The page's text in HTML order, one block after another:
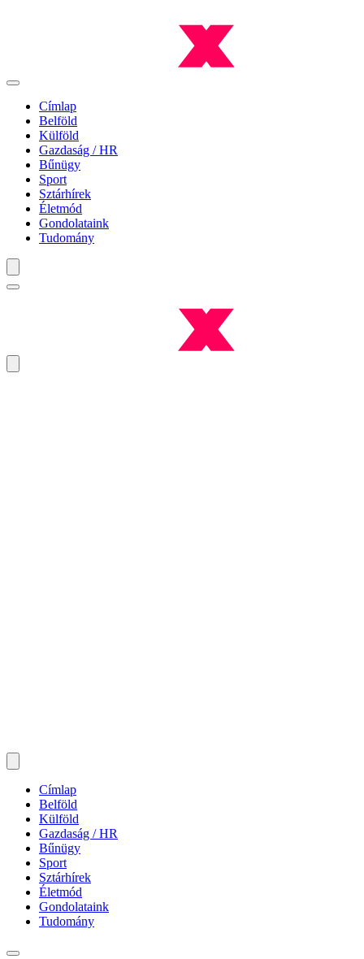
Címlap
Belföld
Külföld
Gazdaság / HR
Bűnügy
Sport
Sztárhírek
Életmód
Gondolataink
Tudomány
Címlap
Belföld
Külföld
Gazdaság / HR
Bűnügy
Sport
Sztárhírek
Életmód
Gondolataink
Tudomány